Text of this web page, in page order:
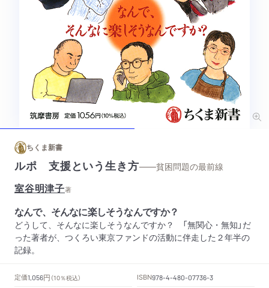
ちくま新書
ルポ 支援という生き方——貧困問題の最前線
室谷明津子著
なんで、そんなに楽しそうなんですか？
どうして、そんなに楽しそうなんですか？ 「無関心・無知」だ
った著者が、つくろい東京ファンドの活動に伴走した２年半の
記録。
定価1,056円 （10％税込） ISBN978-4-480-07736-3